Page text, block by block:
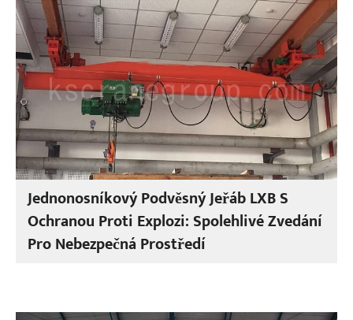
Jednonosníkový Podvěsný Jeřáb LXB S
Ochranou Proti Explozi: Spolehlivé Zvedání
Pro Nebezpečná Prostředí